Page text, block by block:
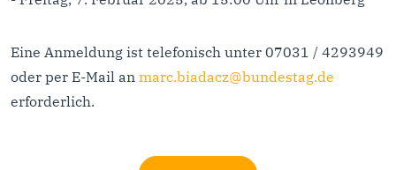
Eine Anmeldung ist telefonisch unter 07031 / 4293949
oder per E-Mail an marc.biadacz@bundestag.de
erforderlich.